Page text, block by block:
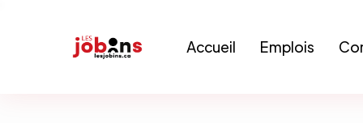
Accueil Emplois